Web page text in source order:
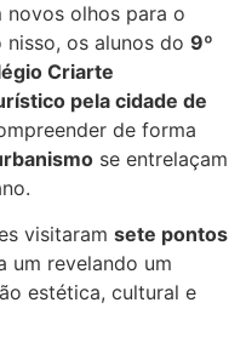
novos olhos para o
nisso, os alunos do 9º
Criarte
pela cidade de
de forma
se entrelaçam
visitaram sete pontos
um revelando um
estética, cultural e